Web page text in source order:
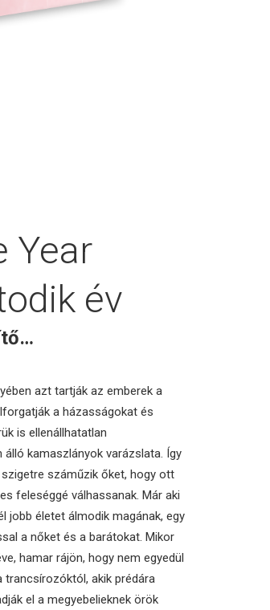
Year
év
azt tartják az emberek a
a házasságokat és
is ellenállhatatlan
kamaszlányok varázslata. Így
száműzik őket, hogy ott
feleséggé válhassanak. Már aki
jobb életet álmodik magának, egy
a nőket és a barátokat. Mikor
hamar rájön, hogy nem egyedül
akik prédára
el a megyebelieknek örök